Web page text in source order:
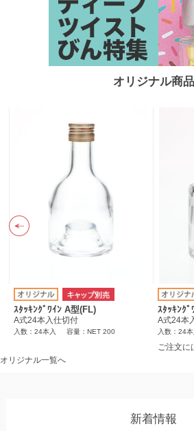
オリジナル商品
ｽﾀｯｷﾝｸﾞﾜｲﾝ A型(FL)
A式24本入仕切付
入数：24本入 容量：NET 200
ｽﾀｯｷﾝｸ
A式24本
入数：24本
ご注文に
オリジナル一覧へ
新着情報